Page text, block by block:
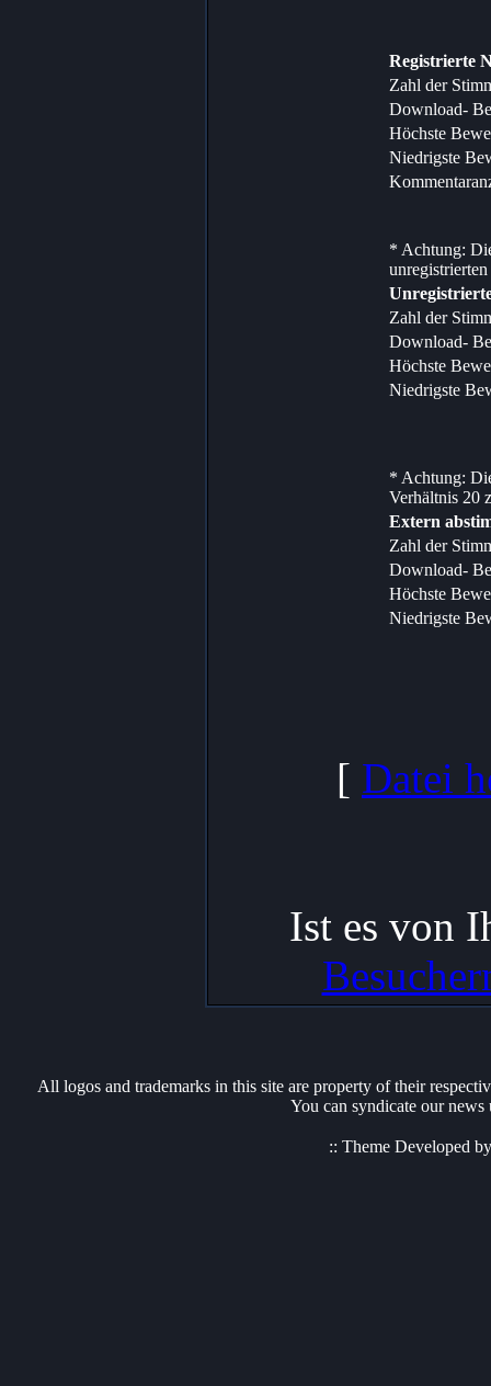
Registrierte
Zahl der
Download-
Höchste
Niedrigste
* Achtung:
Zahl der
Download-
Höchste
Niedrigste
* Achtung:
Verhältnis 20
Extern
Zahl der
Download-
Höchste
Niedrigste
[ Datei
Ist es von
All logos and trademarks in this site are property of their
You can syndicate our
:: Theme Developed